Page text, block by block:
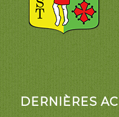
DERNIÈRES